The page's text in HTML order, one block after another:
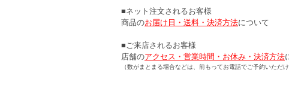
■ネット注文されるお客様
商品のお届け日・送料・決済方法について
■ご来店されるお客様
店舗のアクセス・営業時間・お休み・決済方法
（数がまとまる場合などは、前もってお電話でご予約いただ